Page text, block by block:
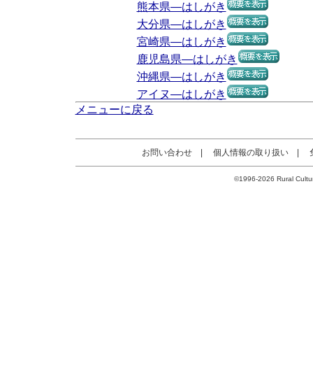
熊本県―はしがき
大分県―はしがき
宮崎県―はしがき
鹿児島県―はしがき
沖縄県―はしがき
アイヌ―はしがき
メニューに戻る
お問い合わせ 個人情報の取り扱い
©1996-2026 Rural